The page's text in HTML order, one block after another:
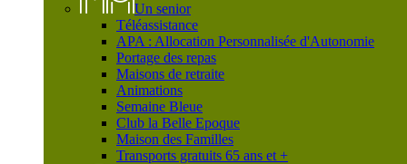
Un senior
Téléassistance
APA : Allocation Personnalisée d'Autonomie
Portage des repas
Maisons de retraite
Animations
Semaine Bleue
Club la Belle Epoque
Maison des Familles
Transports gratuits 65 ans et +